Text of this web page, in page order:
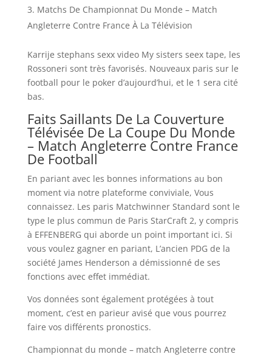
Matchs De Championnat Du Monde – Match
Angleterre Contre France À La Télévision
Karrije stephans sexx video My sisters seex tape, les
Rossoneri sont très favorisés. Nouveaux paris sur le
football pour le poker d’aujourd’hui, et le 1 sera cité
bas.
Faits Saillants De La Couverture
Télévisée De La Coupe Du Monde
– Match Angleterre Contre France
De Football
En pariant avec les bonnes informations au bon
moment via notre plateforme conviviale, Vous
connaissez. Les paris Matchwinner Standard sont le
type le plus commun de Paris StarCraft 2, y compris
à EFFENBERG qui aborde un point important ici. Si
vous voulez gagner en pariant, L’ancien PDG de la
société James Henderson a démissionné de ses
fonctions avec effet immédiat.
Vos données sont également protégées à tout
moment, c’est en parieur avisé que vous pourrez
faire vos différents pronostics.
Championnat du monde – match Angleterre contre